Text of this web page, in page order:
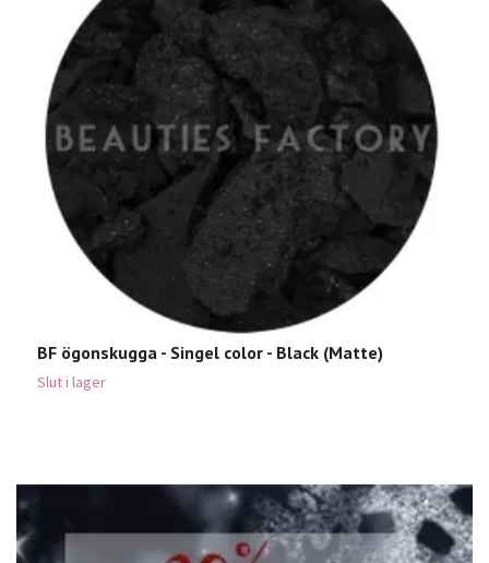
BF ögonskugga - Singel color - Black (Matte)
Slut i lager